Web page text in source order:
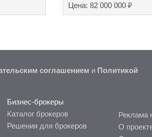
Цена: 82 000 000₽
соглашением и Политикой
Бизнес-брокеры
Каталог брокеров
Решения для брокеров
Реклама
О